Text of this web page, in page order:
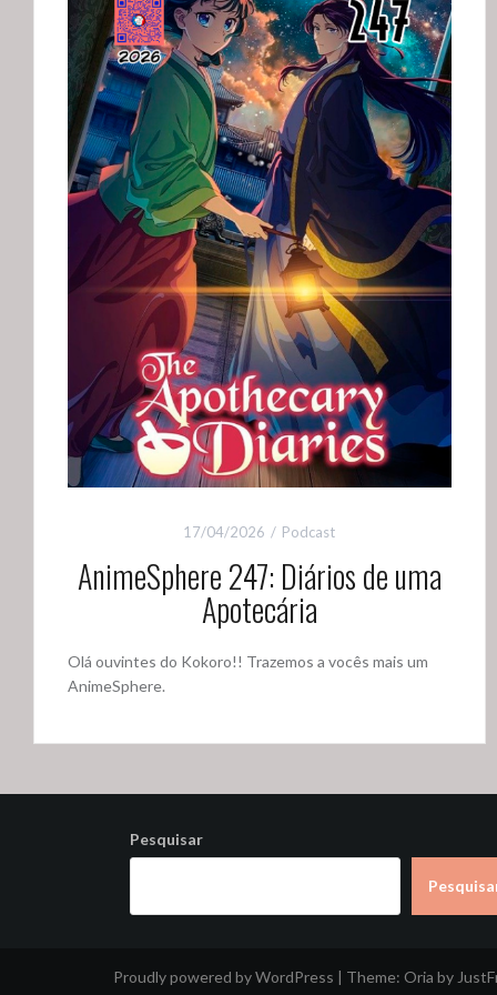
17/04/2026 Podcast
AnimeSphere 247: Diários de uma
Apotecária
Olá ouvintes do Kokoro!! Trazemos a vocês mais um
AnimeSphere.
Pesquisar
Proudly powered by WordPress | Theme: Oria by